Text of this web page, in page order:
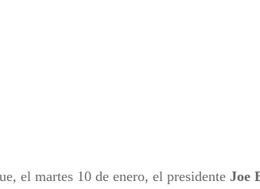
el martes 10 de enero, el presidente Joe